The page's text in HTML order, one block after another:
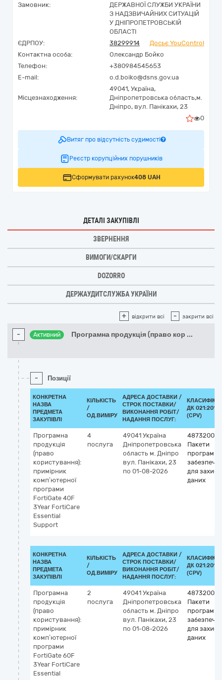
Замовник:
ДЕРЖАВНОЇ СЛУЖБИ УКРАЇНИ
З НАДЗВИЧАЙНИХ СИТУАЦІЙ
У ДНІПРОПЕТРОВСЬКІЙ
ОБЛАСТІ
ЄДРПОУ:
38299914
Досьє YouControl
Контактна особа:
Олександр Бойко
Телефон:
+380984545653
E-mail:
o.d.boiko@dsns.gov.ua
Місцезнаходження:
49041, Україна,
Дніпропетровська область,м.
Дніпро, вул. Панікахи, 23
0
Витяг про відсутність судимості
Реєстр корупційних порушників
Сформувати рахунок408 UAH
ДЕТАЛІ ЗАКУПІВЛІ
ЗВЕРНЕННЯ
ВИМОГИ/СКАРГИ
DOZORRO
ДЕРЖАУДИТСЛУЖБА УКРАЇНИ
+ відкрити всі - закрити всі
- Активний Програмна продукція (право кор ...
- Позиції
КОНКРЕТНА
НАЗВА
ПРЕДМЕТА
ЗАКУПІВЛІ
КІЛЬКІСТЬ
/
ОД.ВИМІРУ
АДРЕСА ДОСТАВКИ /
СТРОК ПОСТАВКИ/
ВИКОНАННЯ РОБІТ/
НАДАННЯ ПОСЛУГ:
ДК 021:2015
(CPV)
Програмна
продукція
(право
користування):
примірник
комп’ютерної
програми
FortiGate 40F
3Year FortiCare
Essential
Support
4
послуга
49041 Україна
Дніпропетровська
область м. Дніпро
вул. Панікахи, 23
по 01-08-2026
Пакети
для
даних
КОНКРЕТНА
НАЗВА
ПРЕДМЕТА
ЗАКУПІВЛІ
КІЛЬКІСТЬ
/
ОД.ВИМІРУ
АДРЕСА ДОСТАВКИ /
СТРОК ПОСТАВКИ/
ВИКОНАННЯ РОБІТ/
НАДАННЯ ПОСЛУГ:
ДК 021:2015
(CPV)
Програмна
продукція
(право
користування):
примірник
комп’ютерної
програми
FortiGate 60F
3Year FortiCare
Essential
2
послуга
49041 Україна
Дніпропетровська
область м. Дніпро
вул. Панікахи, 23
по 01-08-2026
Пакети
для
даних